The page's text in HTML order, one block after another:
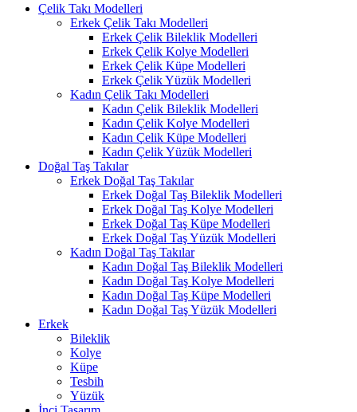
Çelik Takı Modelleri
Erkek Çelik Takı Modelleri
Erkek Çelik Bileklik Modelleri
Erkek Çelik Kolye Modelleri
Erkek Çelik Küpe Modelleri
Erkek Çelik Yüzük Modelleri
Kadın Çelik Takı Modelleri
Kadın Çelik Bileklik Modelleri
Kadın Çelik Kolye Modelleri
Kadın Çelik Küpe Modelleri
Kadın Çelik Yüzük Modelleri
Doğal Taş Takılar
Erkek Doğal Taş Takılar
Erkek Doğal Taş Bileklik Modelleri
Erkek Doğal Taş Kolye Modelleri
Erkek Doğal Taş Küpe Modelleri
Erkek Doğal Taş Yüzük Modelleri
Kadın Doğal Taş Takılar
Kadın Doğal Taş Bileklik Modelleri
Kadın Doğal Taş Kolye Modelleri
Kadın Doğal Taş Küpe Modelleri
Kadın Doğal Taş Yüzük Modelleri
Erkek
Bileklik
Kolye
Küpe
Tesbih
Yüzük